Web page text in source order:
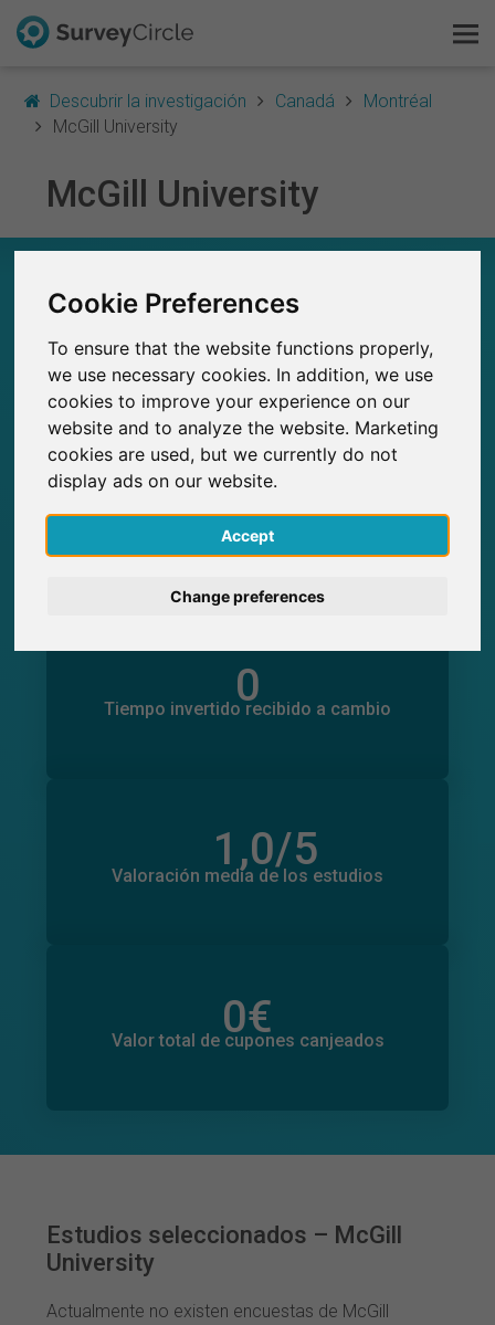
Cookie Preferences
To ensure that the website functions properly,
we use necessary cookies. In addition, we use
cookies to improve your experience on our
website and to analyze the website. Marketing
cookies are used, but we currently do not
display ads on our website.
Accept
Change preferences
Descubrir la investigación Canadá
Montréal
McGill University
McGill University
0
Número total de estudios publicados en
SurveyCircle
0
Estudios actuales en SurveyCircle
0
Participantes obtenidos a través de
SurveyCircle
0
Participaciones generadas en SurveyCircle
0
Tiempo invertido recibido a cambio
0
Tiempo invertido en otros estudios
1,0/5
Valoración media de los estudios
0
Número total de valoraciones
0€
Valor total de cupones canjeados
0€
Valor total de donaciones
Estudios seleccionados – McGill
University
Actualmente no existen encuestas de McGill
Esto es SurveyCircle
Survey Ranking
Explorar la investigación
FAQ
Regístrate gratis
Iniciar sesión
English
Français